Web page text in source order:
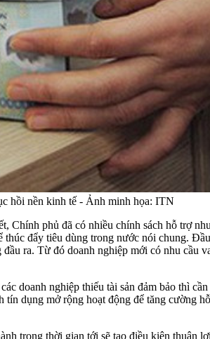
hồi nền kinh tế - Ảnh minh họa: ITN
phủ đã có nhiều chính sách hỗ trợ
đẩy tiêu dùng trong nước nói chung.
ra. Từ đó doanh nghiệp mới có nhu cầu
doanh nghiệp thiếu tài sản đảm bảo thì
dụng mở rộng hoạt động để tăng cường
trong thời gian tới sẽ tạo điều kiện thuận